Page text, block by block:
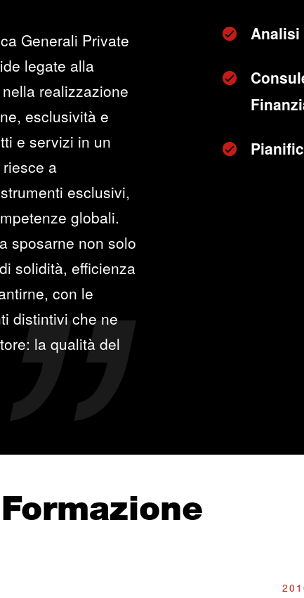
Generali Private
legate alla
realizzazione
esclusività e
e servizi in un
a
esclusivi,
globali.
sposarne non solo
solidità, efficienza
con le
distintivi che ne
la qualità del